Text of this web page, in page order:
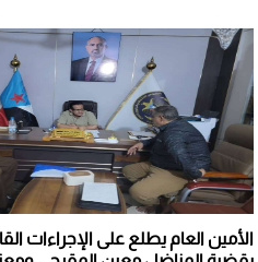
الأمين العام يطلع على الإجراءات